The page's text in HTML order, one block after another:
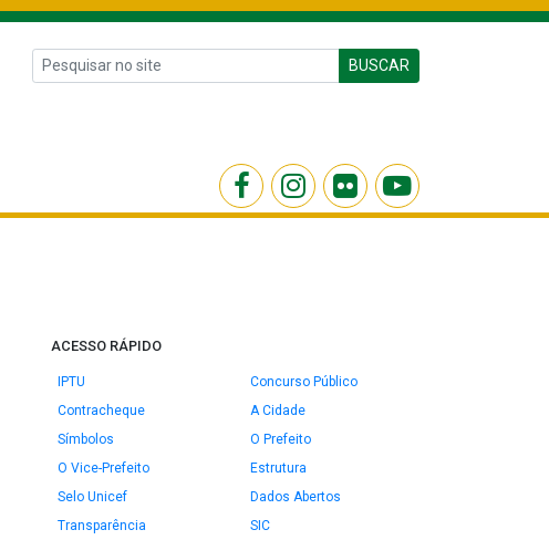
BUSCAR
ACESSO RÁPIDO
IPTU
Concurso Público
Contracheque
A Cidade
Símbolos
O Prefeito
O Vice-Prefeito
Estrutura
Selo Unicef
Dados Abertos
Transparência
SIC